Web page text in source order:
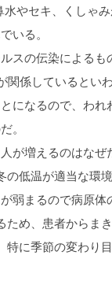
やセキ、くしゃ
いる。
スの伝染によるも
関係しているとい
になるので、わ
。
が増えるのはなぜ
低温が適当な環
弱まるので病原
ため、患者からま
に季節の変わり